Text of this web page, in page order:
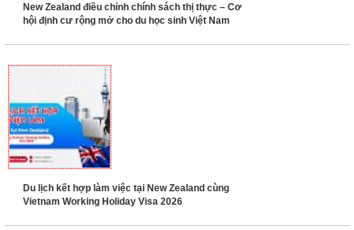
New Zealand điều chỉnh chính sách thị thực – Cơ
hội định cư rộng mở cho du học sinh Việt Nam
Du lịch kết hợp làm việc tại New Zealand cùng
Vietnam Working Holiday Visa 2026